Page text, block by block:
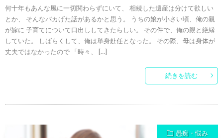
何十年もあんな風に一切関わらずにいて、 相続した遺産は分けて欲しい
とか、 そんなバカげた話があるかと思う。 うちの娘が小さい頃、俺の親
が嫁に 子育てについて口出ししてきたらしい。 その件で、俺の親と絶縁
していた。 しばらくして、俺は単身赴任となった。 その際、母は身体が
丈夫ではなかったので 「時々、 […]
続きを読む
愚痴・悩み